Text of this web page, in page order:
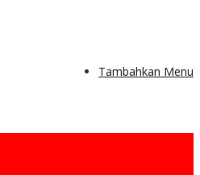
Tambahkan Menu